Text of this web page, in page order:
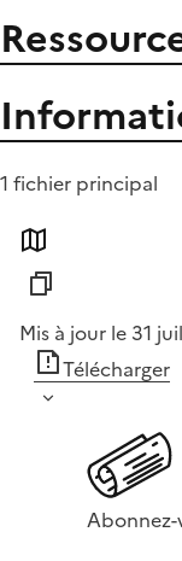
1 fichier principal
Mis à jour le 31
Télécharger